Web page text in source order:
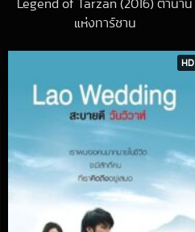
Legend of Tarzan (2016) ตำนาน
แห่งทาร์ซาน
HD